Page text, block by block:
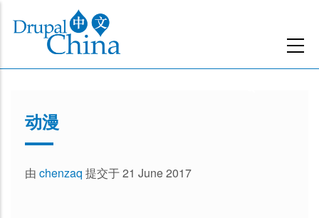
主
动漫
由 chenzaq 提交于 21 June 2017